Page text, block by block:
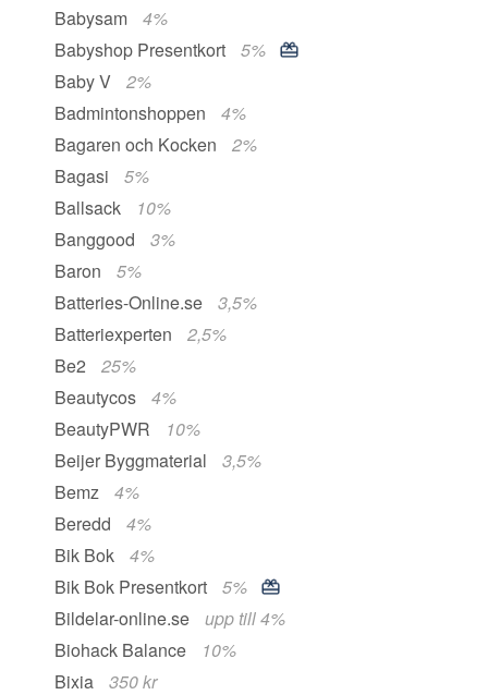
Babysam
4%
Babyshop Presentkort
5%
Baby V
2%
Badmintonshoppen
4%
Bagaren och Kocken
2%
Bagasi
5%
Ballsack
10%
Banggood
3%
Baron
5%
Batteries-Online.se
3,5%
Batteriexperten
2,5%
Be2
25%
Beautycos
4%
BeautyPWR
10%
Beijer Byggmaterial
3,5%
Bemz
4%
Beredd
4%
Bik Bok
4%
Bik Bok Presentkort
5%
Bildelar-online.se
upp till 4%
Biohack Balance
10%
Bixia
350 kr